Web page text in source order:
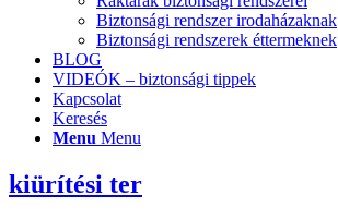
Biztonsági rendszer irodaházaknak
Biztonsági rendszerek éttermeknek
BLOG
VIDEÓK – biztonsági tippek
Kapcsolat
Keresés
Menu Menu
kiürítési ter